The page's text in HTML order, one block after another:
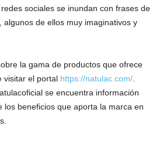
sociales se inundan con frases de
de ellos muy imaginativos y
la gama de productos que ofrece
visitar el portal https://natulac.com/.
se encuentra información
los beneficios que aporta la marca en